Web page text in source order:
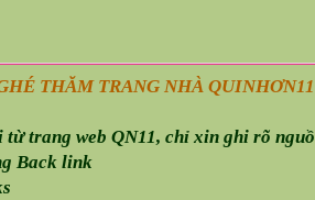
THĂM TRANG NHÀ QUINHƠN
từ trang web QN11, chỉ xin ghi rõ
Back link